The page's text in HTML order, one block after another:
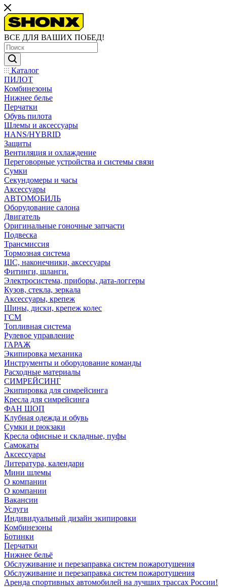
ВСЕ ДЛЯ ВАШИХ ПОБЕД!
Каталог
ПИЛОТ
Комбинезоны
Нижнее белье
Перчатки
Обувь пилота
Шлемы и аксессуары
HANS/HYBRID
Защиты
Вентиляция и охлаждение
Переговорные устройства и системы связи
Сумки
Секундомеры и часы
Аксессуары
АВТОМОБИЛЬ
Оборудование салона
Двигатель
Оригинальные гоночные запчасти
Подвеска
Трансмиссия
Тормозная система
ШС, наконечники, аксессуары
Фитинги, шланги.
Электросистема, приборы, дата-логгеры
Кузов, стекла, зеркала
Аксессуары, крепеж
Шины, диски, крепеж колес
ГСМ
Топливная система
Рулевое управление
ГАРАЖ
Экипировка механика
Инструменты и оборудование команды
Расходные материалы
СИМРЕЙСИНГ
Экипировка для симрейсинга
Кресла для симрейсинга
ФАН ШОП
Клубная одежда и обувь
Сумки и рюкзаки
Кресла офисные и складные, пуфы
Самокаты
Аксессуары
Литература, календари
Мини шлемы
О компании
О компании
Вакансии
Услуги
Индивидуальный дизайн экипировки
Комбинезоны
Ботинки
Перчатки
Нижнее бельё
Обслуживание и перезаправка систем пожаротушения
Обслуживание и перезаправка систем пожаротушения
Аренда спортивных автомобилей на лучших трассах России!